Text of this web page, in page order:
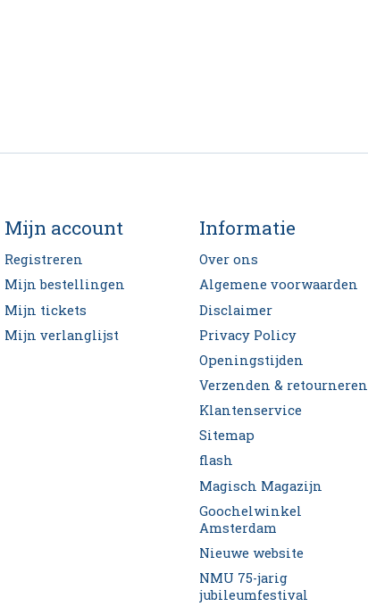
Mijn account
Registreren
Mijn bestellingen
Mijn tickets
Mijn verlanglijst
Informatie
Over ons
Algemene voorwaarden
Disclaimer
Privacy Policy
Openingstijden
Verzenden & retourneren
Klantenservice
Sitemap
flash
Magisch Magazijn
Goochelwinkel
Amsterdam
Nieuwe website
NMU 75-jarig
jubileumfestival